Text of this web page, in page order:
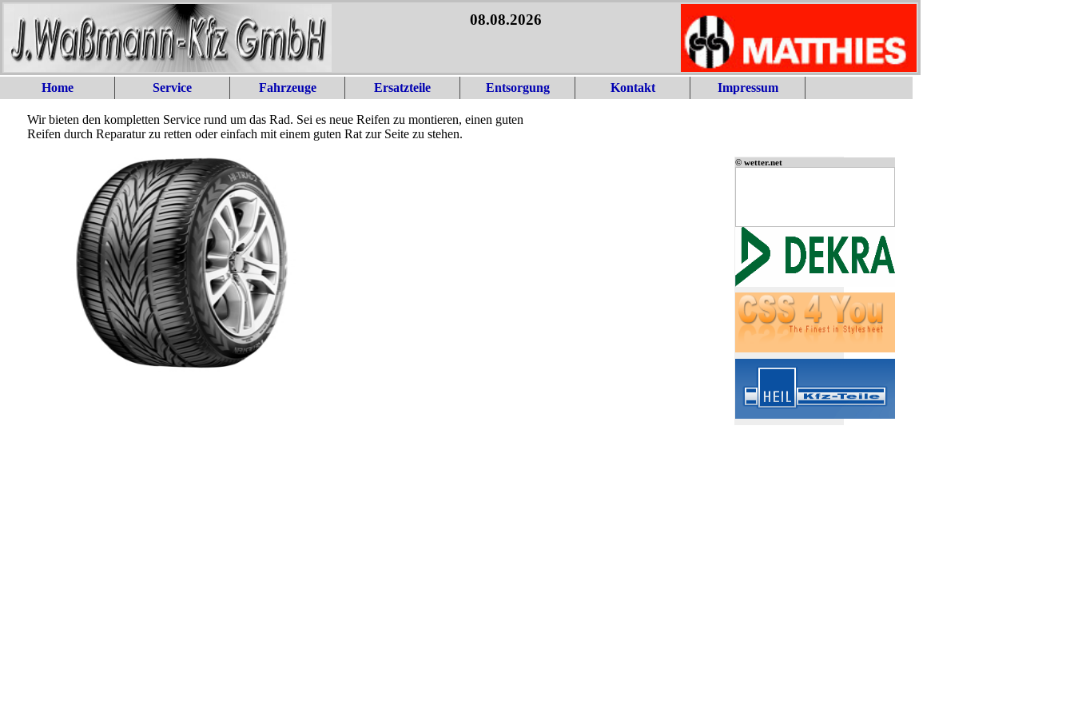
08.08.2026
Home Service Fahrzeuge Ersatzteile Entsorgung Kontakt Impressum
© wetter.net